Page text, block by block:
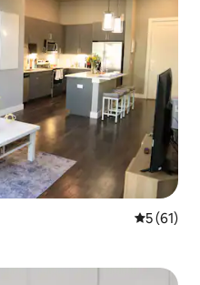
5 (61)